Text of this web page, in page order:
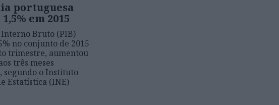
portuguesa
em 2015
Bruto (PIB)
no conjunto de 2015
trimestre, aumentou
três meses
segundo o Instituto
Estatística (INE)